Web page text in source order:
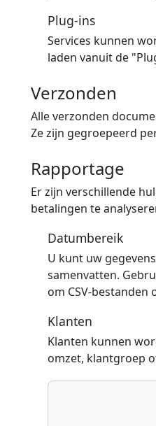
Plug-ins
Services kunnen
laden vanuit de
Verzonden
Alle verzonden
Ze zijn gegroepeerd
Rapportage
Er zijn verschillende
betalingen te
Datumbereik
U kunt uw
samenvatten.
om CSV-bestanden
Klanten
Klanten kunnen
omzet, klantgroep